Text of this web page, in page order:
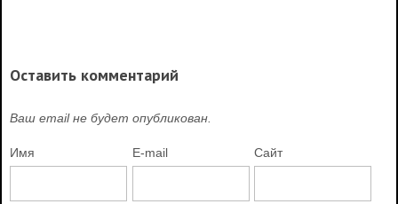
Оставить комментарий
Ваш email не будет опубликован.
Имя E-mail Сайт